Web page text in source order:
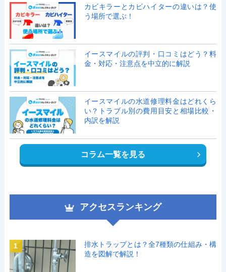
カビキラーとカビハイターの違いは？使
う場所で選ぶ！
イースマイルの評判・口コミはどう？料
金・対応・注意点を中立的に解説
イースマイルの水道修理料金はどれくら
い？トラブル別の費用目安と相場比較・
内訳を解説
コラム一覧を見る
アクセスランキング
1
排水トラップとは？全7種類の仕組み・構
造を図解で解説！